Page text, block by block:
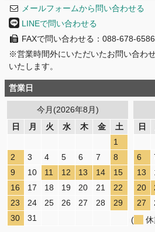
メールフォームから問い合わせる
LINEで問い合わせる
FAXで問い合わせる：088-678-6586
※営業時間外にいただいたお問い合わ
いたします。
営業日
今月(2026年8月)
日
月 火 水 木 金
土
1
2
3 4 5 6 7
8
9
10 11 12 13 14
15
16
17 18 19 20 21
22
23
24 25 26 27 28
29
30
31
日
6
13
20
27
(